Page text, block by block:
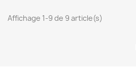
Affichage 1-9 de 9 article(s)